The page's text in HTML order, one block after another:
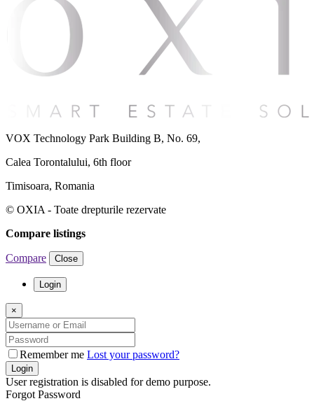
VOX Technology Park Building B, No. 69,
Calea Torontalului, 6th floor
Timisoara, Romania
© OXIA - Toate drepturile rezervate
Compare listings
Compare Close
Login
×
Remember me Lost your password?
Login
User registration is disabled for demo purpose.
Forgot Password